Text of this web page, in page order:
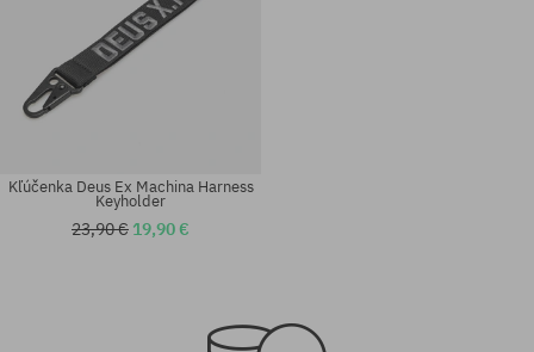
Kľúčenka Deus Ex Machina Harness
Keyholder
23,90 € 19,90 €